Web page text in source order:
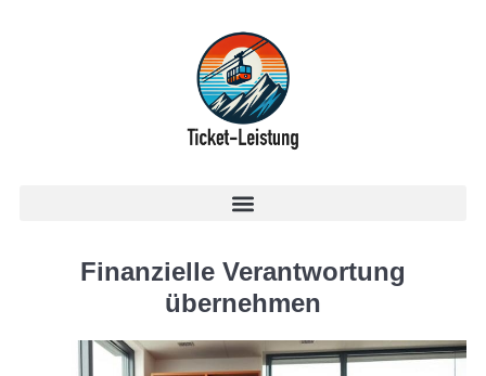
Finanzielle Verantwortung
übernehmen